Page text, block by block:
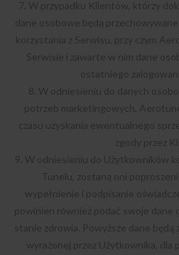
7. W przypadku Klientów, którzy
dane osobowe będą
korzystania z Serwisu, przy czym
Serwisie i zawarte w nim dane
ostatniego
8. W odniesieniu do danych
potrzeb marketingowych,
czasu uzyskania ewentualnego
zgody przez
9. W odniesieniu do Użytkowników
Tunelu, zostaną oni
wypełnienie i podpisanie
powinien również podać swoje dane
stanie zdrowia. Powyższe dane
wyrażonej przez Użytkownika, dla